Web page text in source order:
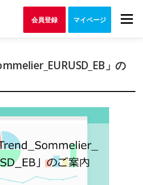
Menu
会員登録 マイページ
」の